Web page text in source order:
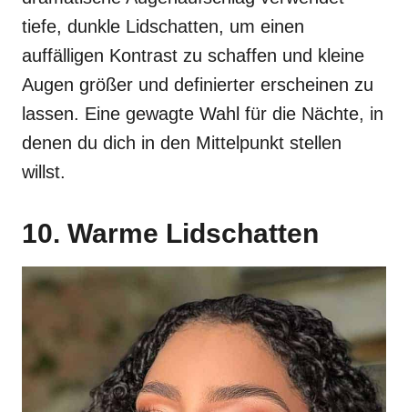
tiefe, dunkle Lidschatten, um einen
auffälligen Kontrast zu schaffen und kleine
Augen größer und definierter erscheinen zu
lassen. Eine gewagte Wahl für die Nächte, in
denen du dich in den Mittelpunkt stellen
willst.
10. Warme Lidschatten